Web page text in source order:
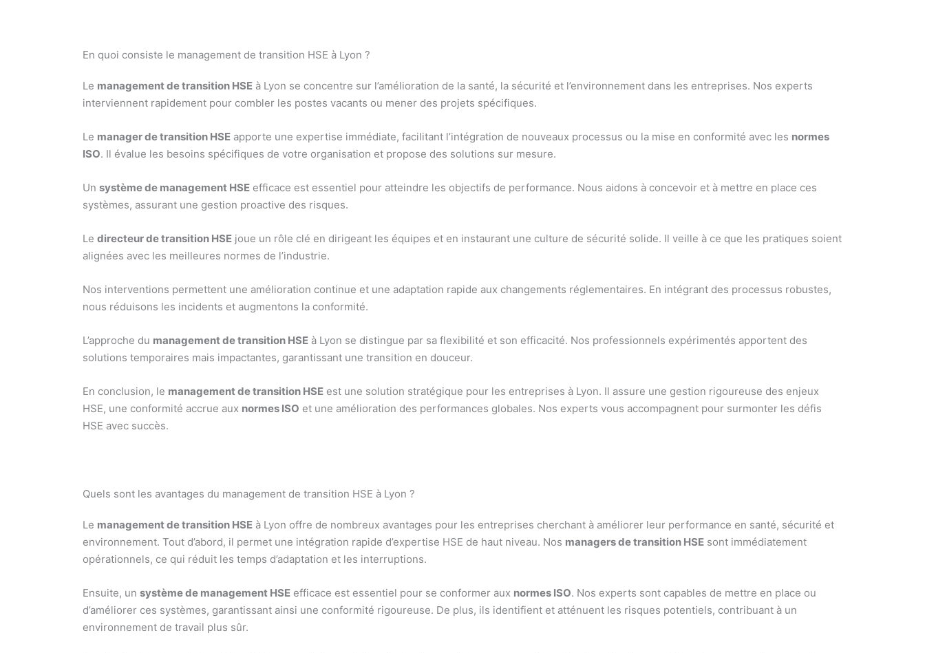
En quoi consiste le management de transition HSE à Lyon ?
Le management de transition HSE à Lyon se concentre sur l’amélioration de la santé, la sécurité et l’environnement dans les entreprises. Nos experts
interviennent rapidement pour combler les postes vacants ou mener des projets spécifiques.
Le manager de transition HSE apporte une expertise immédiate, facilitant l’intégration de nouveaux processus ou la mise en conformité avec les normes
ISO. Il évalue les besoins spécifiques de votre organisation et propose des solutions sur mesure.
Unsystème de management HSE efficace est essentiel pour atteindre les objectifs de performance. Nous aidons à concevoir et à mettre en place ces
systèmes, assurant une gestion proactive des risques.
Ledirecteur de transition HSE joue un rôle clé en dirigeant les équipes et en instaurant une culture de sécurité solide. Il veille à ce que les pratiques soient
alignées avec les meilleures normes de l’industrie.
Nos interventions permettent une amélioration continue et une adaptation rapide aux changements réglementaires. En intégrant des processus robustes,
nous réduisons les incidents et augmentons la conformité.
L’approche du management de transition HSE à Lyon se distingue par sa flexibilité et son efficacité. Nos professionnels expérimentés apportent des
solutions temporaires mais impactantes, garantissant une transition en douceur.
En conclusion, le management de transition HSE est une solution stratégique pour les entreprises à Lyon. Il assure une gestion rigoureuse des enjeux
HSE, une conformité accrue aux normes ISO et une amélioration des performances globales. Nos experts vous accompagnent pour surmonter les défis
HSE avec succès.
Quels sont les avantages du management de transition HSE à Lyon ?
Le management de transition HSE à Lyon offre de nombreux avantages pour les entreprises cherchant à améliorer leur performance en santé, sécurité et
environnement. Tout d’abord, il permet une intégration rapide d’expertise HSE de haut niveau. Nos managers de transition HSE sont immédiatement
opérationnels, ce qui réduit les temps d’adaptation et les interruptions.
Ensuite, unsystème de management HSE efficace est essentiel pour se conformer aux normes ISO. Nos experts sont capables de mettre en place ou
d’améliorer ces systèmes, garantissant ainsi une conformité rigoureuse. De plus, ils identifient et atténuent les risques potentiels, contribuant à un
environnement de travail plus sûr.